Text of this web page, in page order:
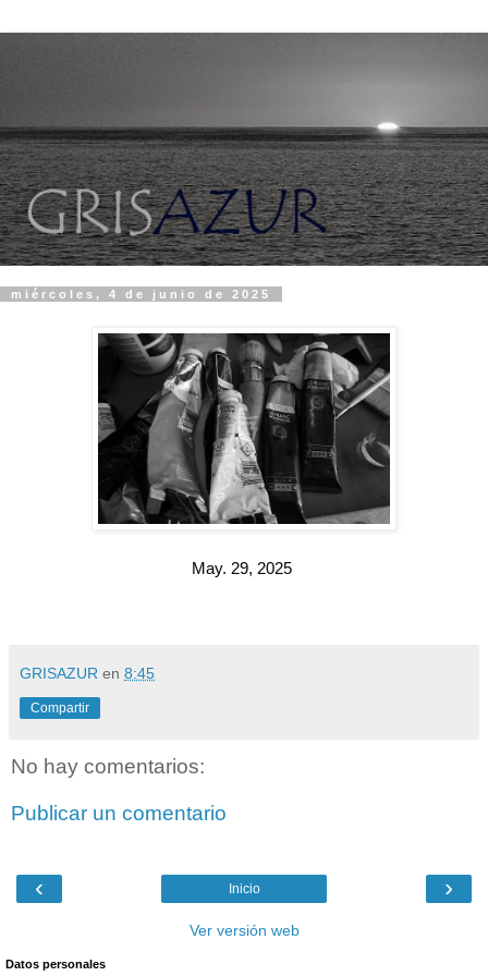
miércoles, 4 de junio de 2025
May. 29, 2025
GRISAZUR en 8:45
Compartir
No hay comentarios:
Publicar un comentario
‹ ›
Inicio
Ver versión web
Datos personales